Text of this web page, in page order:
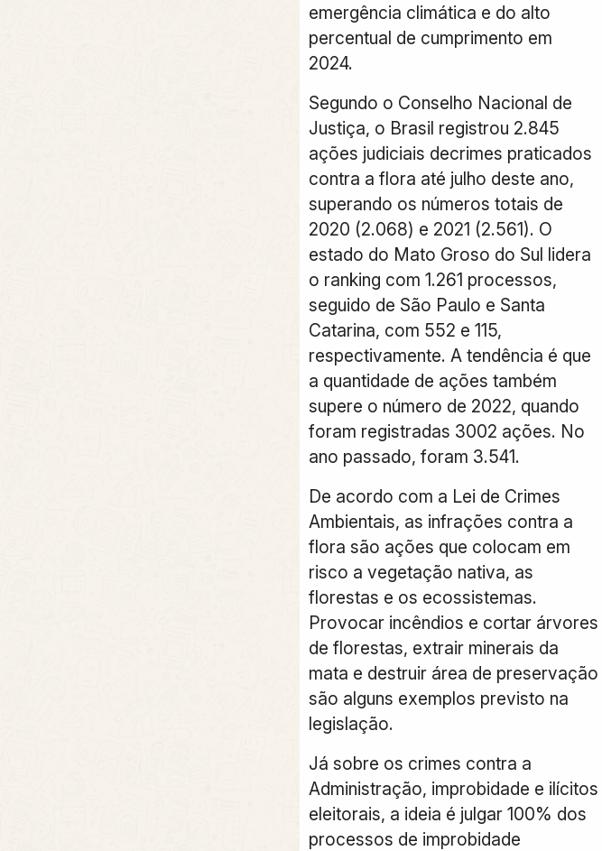
emergência climática e do alto
percentual de cumprimento em
2024.
Segundo o Conselho Nacional de
Justiça, o Brasil registrou 2.845
ações judiciais decrimes praticados
contra a flora até julho deste ano,
superando os números totais de
2020 (2.068) e 2021 (2.561). O
estado do Mato Groso do Sul lidera
o ranking com 1.261 processos,
seguido de São Paulo e Santa
Catarina, com 552 e 115,
respectivamente. A tendência é que
a quantidade de ações também
supere o número de 2022, quando
foram registradas 3002 ações. No
ano passado, foram 3.541.
De acordo com a Lei de Crimes
Ambientais, as infrações contra a
flora são ações que colocam em
risco a vegetação nativa, as
florestas e os ecossistemas.
Provocar incêndios e cortar árvores
de florestas, extrair minerais da
mata e destruir área de preservação
são alguns exemplos previsto na
legislação.
Já sobre os crimes contra a
Administração, improbidade e ilícitos
eleitorais, a ideia é julgar 100% dos
processos de improbidade